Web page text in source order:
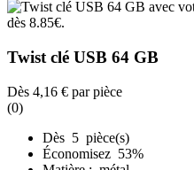
Twist clé USB 64 GB
Dès 4,16 € par pièce
(0)
Dès 5 pièce(s)
Économisez 53%